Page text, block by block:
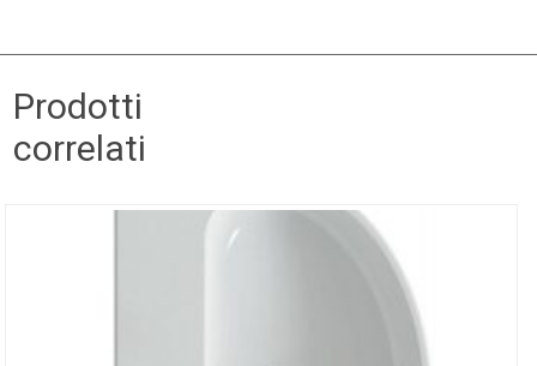
Prodotti
correlati